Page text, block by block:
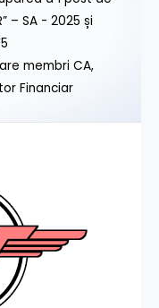
– SA - 2025 și
membri CA,
Financiar